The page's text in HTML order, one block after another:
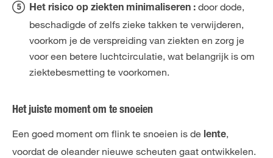
Het risico op ziekten minimaliseren : door dode,
beschadigde of zelfs zieke takken te verwijderen,
voorkom je de verspreiding van ziekten en zorg je
voor een betere luchtcirculatie, wat belangrijk is om
ziektebesmetting te voorkomen.
Het juiste moment om te snoeien
Een goed moment om flink te snoeien is de lente,
voordat de oleander nieuwe scheuten gaat ontwikkelen.